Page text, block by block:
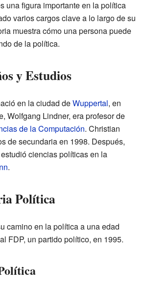
una figura importante en la política
varios cargos clave a lo largo de su
muestra cómo una persona puede
de la política.
y Estudios
en la ciudad deWuppertal, en
Wolfgang Lindner, era profesor de
de la Computación. Christian
de secundaria en 1998. Después,
ciencias políticas en la
.
Política
camino en la política a una edad
FDP, un partido político, en 1995.